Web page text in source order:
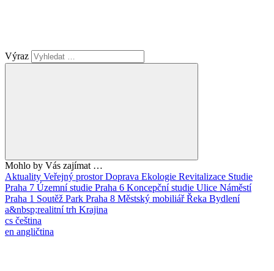
Výraz
Mohlo by Vás zajímat …
Aktuality Veřejný prostorDoprava Ekologie Revitalizace Studie
Praha 7 Územní studie Praha 6 Koncepční studie Ulice Náměstí
Praha 1 Soutěž Park Praha 8 Městský mobiliářŘeka Bydlení
a&nbsp;realitní trh Krajina
cs čeština
en angličtina